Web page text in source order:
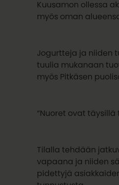
Kuusamon ollessa
myös oman
Jogurtteja ja niiden
tuulia mukanaan
myös Pitkäsen
“Nuoret ovat
Tilalla tehdään
vapaana ja niiden
pidettyjä